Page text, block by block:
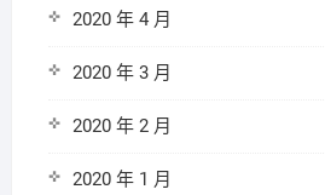
2020 年 4 月
2020 年 3 月
2020 年 2 月
2020 年 1 月